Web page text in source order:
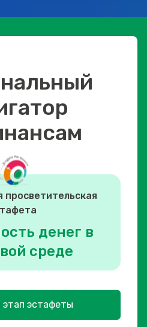
просветительская
денег в
среде
эстафеты